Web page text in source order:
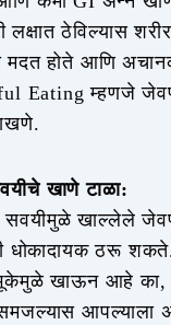
लक्षात ठेविल्यास
मदत होते आणि
Eating म्हणजे
खाणे टाळा:
सवयीमुळे खाल्लेले
धोकादायक ठरू शकते.
खाऊन आहे का,
आपल्याला